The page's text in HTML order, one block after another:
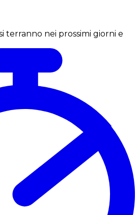
terranno nei prossimi giorni e